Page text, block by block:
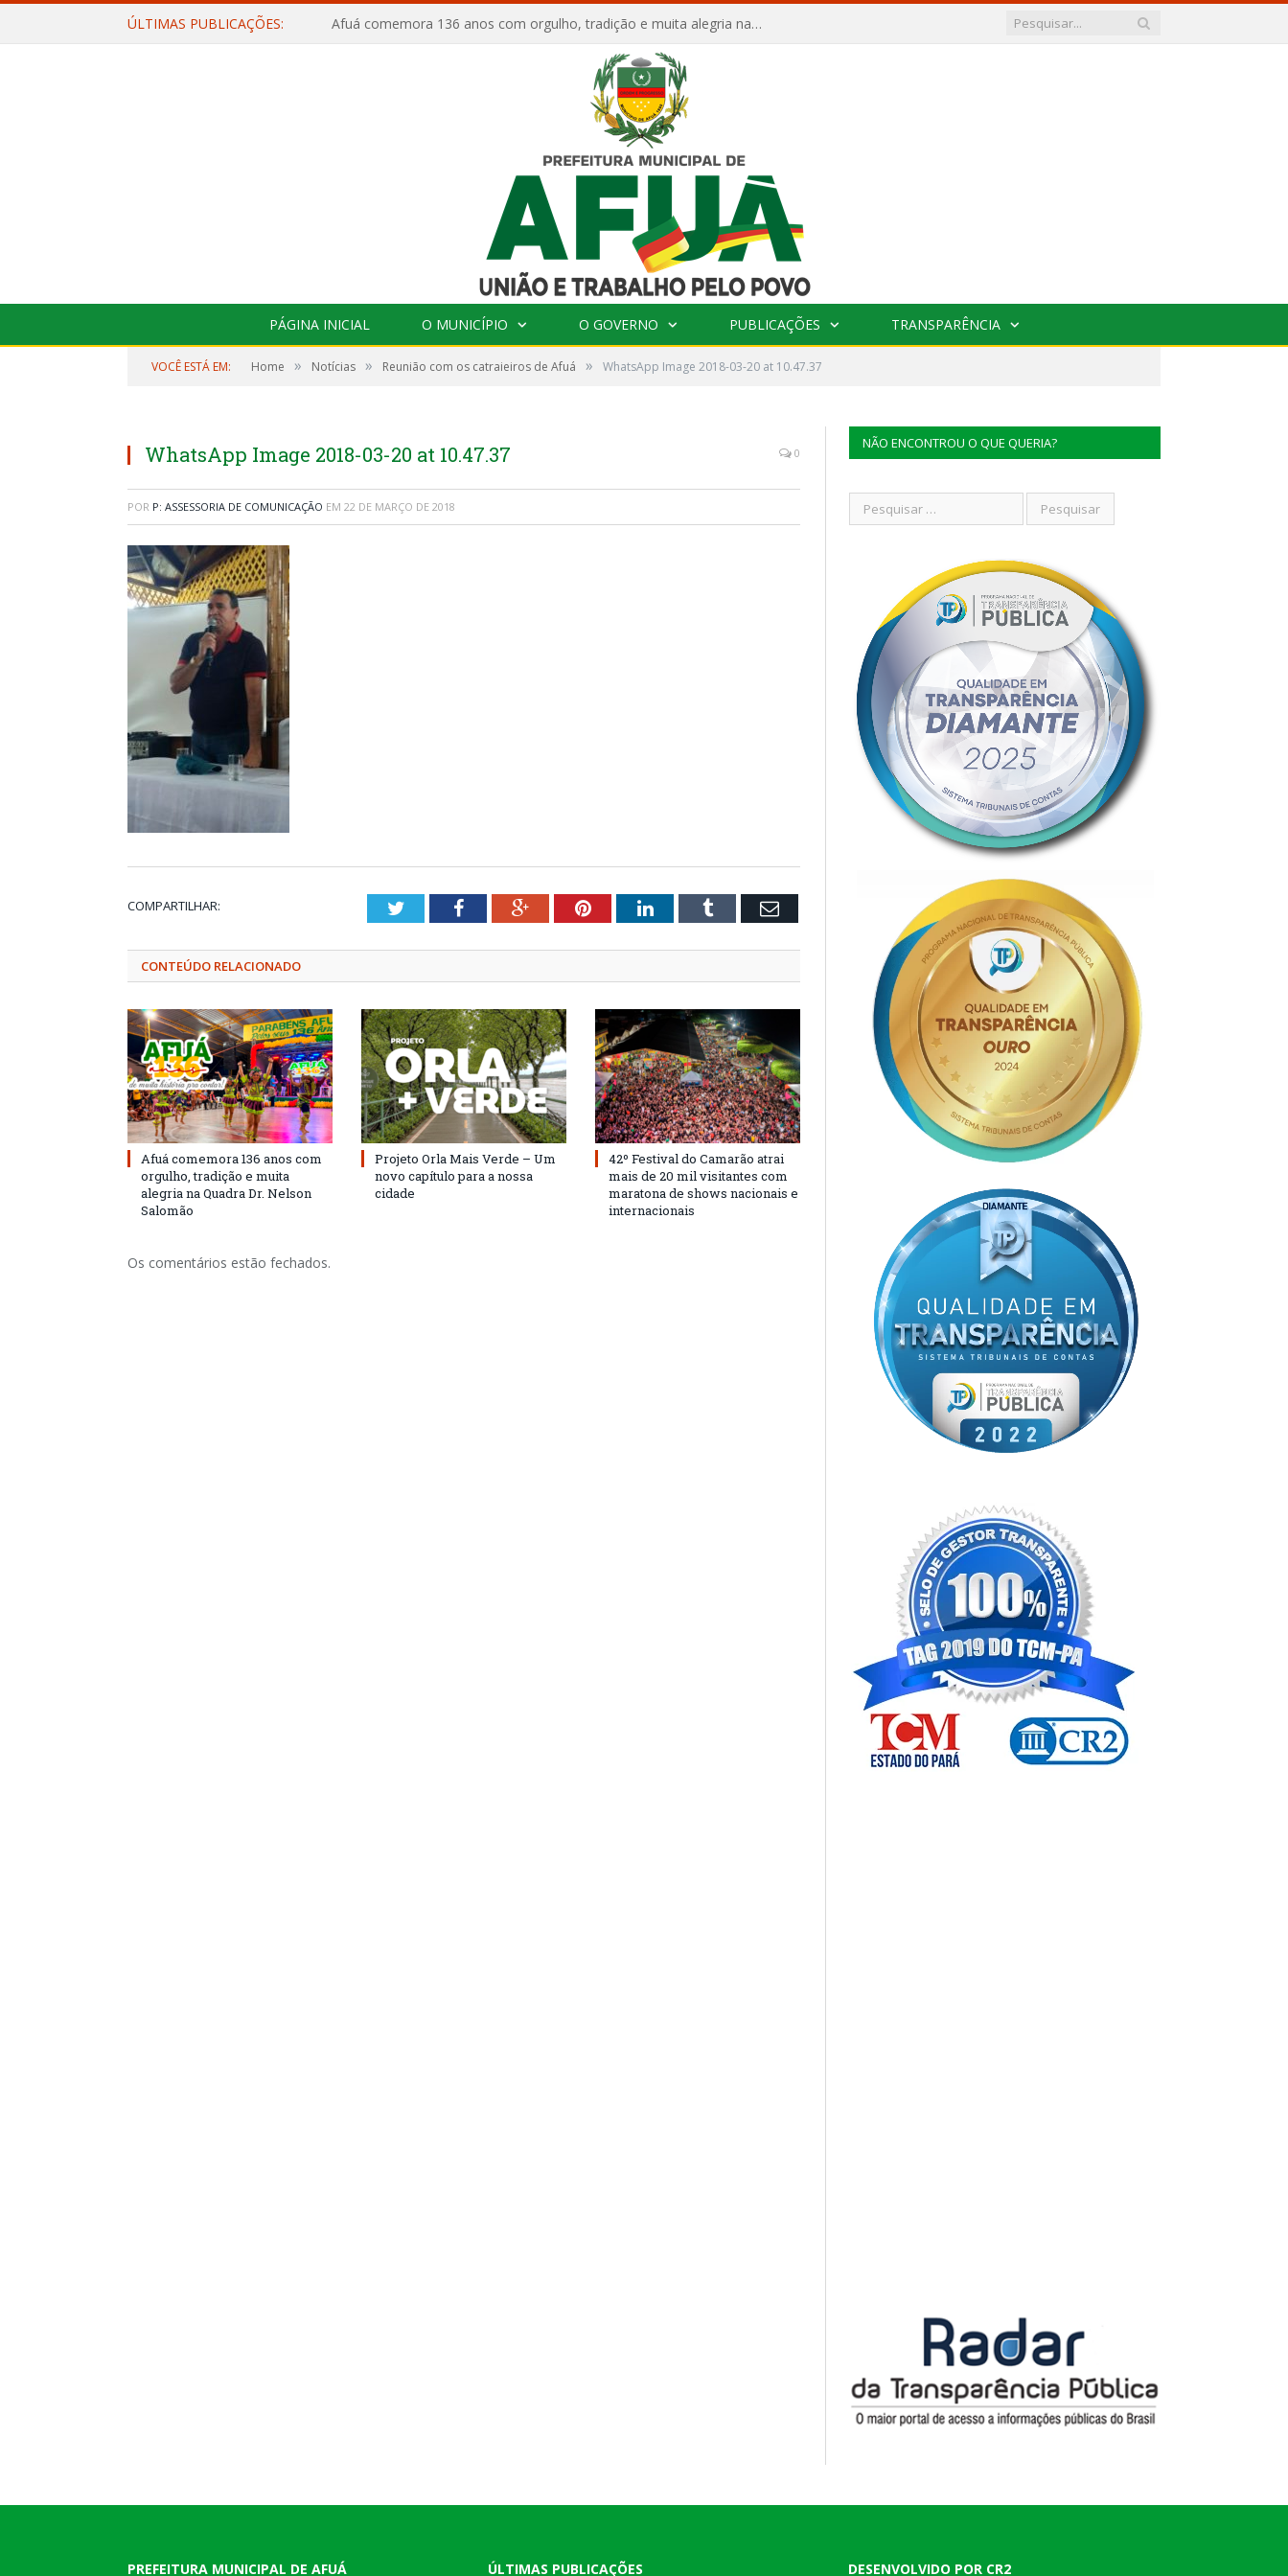
ÚLTIMAS PUBLICAÇÕES: Afuá comemora 136 anos com orgulho, tradição e muita alegria na Quadra Dr. Nelson Salomão
PÁGINA INICIAL O MUNICÍPIO O GOVERNO PUBLICAÇÕES TRANSPARÊNCIA
VOCÊ ESTÁ EM: Home » Notícias » Reunião com os catraieiros de Afuá » WhatsApp Image 2018-03-20 at 10.47.37
WhatsApp Image 2018-03-20 at 10.47.37 0
POR P: ASSESSORIA DE COMUNICAÇÃO EM 22 DE MARÇO DE 2018
COMPARTILHAR: TwitterFacebookGoogle+PinterestLinkedInTumblr Email
CONTEÚDO RELACIONADO
Afuá comemora 136 anos com
orgulho, tradição e muita
alegria na Quadra Dr. Nelson
Salomão
Projeto Orla Mais Verde – Um
novo capítulo para a nossa
cidade
42º Festival do Camarão atrai
mais de 20 mil visitantes com
maratona de shows nacionais e
internacionais
Os comentários estão fechados.
NÃO ENCONTROU O QUE QUERIA?
PREFEITURA MUNICIPAL DE AFUÁ ÚLTIMAS PUBLICAÇÕES DESENVOLVIDO POR CR2